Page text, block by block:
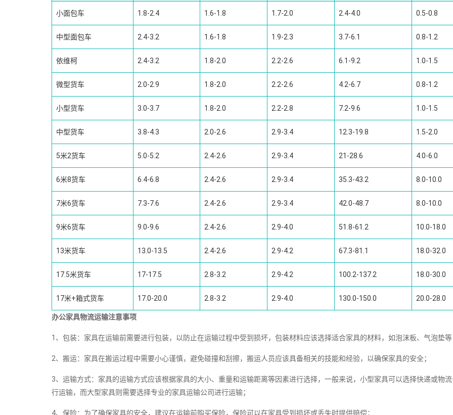
小面包车 1.8-2.4 1.6-1.8 1.7-2.0 2.4-4.0 0.5-0.8
中型面包车 2.4-3.2 1.6-1.8 1.9-2.3 3.7-6.1 0.8-1.2
依维柯 2.4-3.2 1.8-2.0 2.2-2.6 6.1-9.2 1.0-1.5
微型货车 2.0-2.9 1.8-2.0 2.2-2.6 4.2-6.7 0.8-1.2
小型货车 3.0-3.7 1.8-2.0 2.2-2.8 7.2-9.6 1.0-1.5
中型货车 3.8-4.3 2.0-2.6 2.9-3.4 12.3-19.8 1.5-2.0
5米2货车 5.0-5.2 2.4-2.6 2.9-3.4 21-28.6 4.0-6.0
6米8货车 6.4-6.8 2.4-2.6 2.9-3.4 35.3-43.2 8.0-10.0
7米6货车 7.3-7.6 2.4-2.6 2.9-3.4 42.0-48.7 8.0-10.0
9米6货车 9.0-9.6 2.4-2.6 2.9-4.0 51.8-61.2 10.0-18.0
13米货车 13.0-13.5 2.4-2.6 2.9-4.2 67.3-81.1 18.0-32.0
17.5米货车 17-17.5 2.8-3.2 2.9-4.2 100.2-137.2 18.0-30.0
17米+箱式货车 17.0-20.0 2.8-3.2 2.9-4.0 130.0-150.0 20.0-28.0
办公家具物流运输注意事项
1、包装：家具在运输前需要进行包装，以防止在运输过程中受到损坏，包装材料应该选择适合家具的材料，如泡沫板、气泡垫
2、搬运：家具在搬运过程中需要小心谨慎，避免碰撞和刮擦，搬运人员应该具备相关的技能和经验，以确保家具的安全；
3、运输方式：家具的运输方式应该根据家具的大小、重量和运输距离等因素进行选择，一般来说，小型家具可以选择快递或物
行运输，而大型家具则需要选择专业的家具运输公司进行运输；
4、保险：为了确保家具的安全，建议在运输前购买保险，保险可以在家具受到损坏或丢失时提供赔偿；